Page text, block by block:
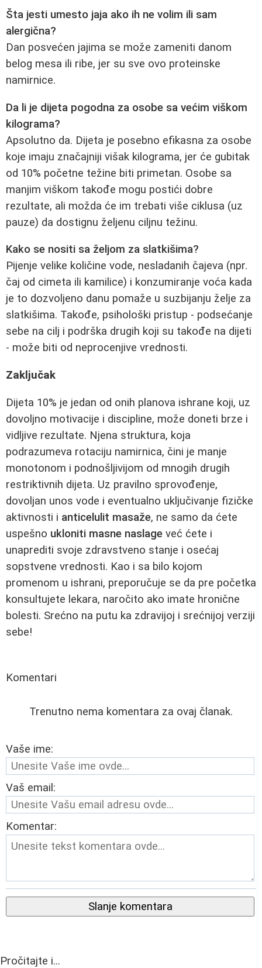
Šta jesti umesto jaja ako ih ne volim ili sam
alergična?
Dan posvećen jajima se može zameniti danom
belog mesa ili ribe, jer su sve ovo proteinske
namirnice.
Da li je dijeta pogodna za osobe sa većim viškom
kilograma?
Apsolutno da. Dijeta je posebno efikasna za osobe
koje imaju značajniji višak kilograma, jer će gubitak
od 10% početne težine biti primetan. Osobe sa
manjim viškom takođe mogu postići dobre
rezultate, ali možda će im trebati više ciklusa (uz
pauze) da dostignu željenu ciljnu težinu.
Kako se nositi sa željom za slatkišima?
Pijenje velike količine vode, nesladanih čajeva (npr.
čaj od cimeta ili kamilice) i konzumiranje voća kada
je to dozvoljeno danu pomaže u suzbijanju želje za
slatkišima. Takođe, psihološki pristup - podsećanje
sebe na cilj i podrška drugih koji su takođe na dijeti
- može biti od neprocenjive vrednosti.
Zaključak
Dijeta 10% je jedan od onih planova ishrane koji, uz
dovoljno motivacije i discipline, može doneti brze i
vidljive rezultate. Njena struktura, koja
podrazumeva rotaciju namirnica, čini je manje
monotonom i podnošljivijom od mnogih drugih
restriktivnih dijeta. Uz pravilno sprovođenje,
dovoljan unos vode i eventualno uključivanje fizičke
aktivnosti i anticelulit masaže, ne samo da ćete
uspešno ukloniti masne naslage već ćete i
unaprediti svoje zdravstveno stanje i osećaj
sopstvene vrednosti. Kao i sa bilo kojom
promenom u ishrani, preporučuje se da pre početka
konsultujete lekara, naročito ako imate hronične
bolesti. Srećno na putu ka zdravijoj i srećnijoj verziji
sebe!
Komentari
Trenutno nema komentara za ovaj članak.
Vaše ime:
Vaš email:
Komentar:
Slanje komentara
Pročitajte i...